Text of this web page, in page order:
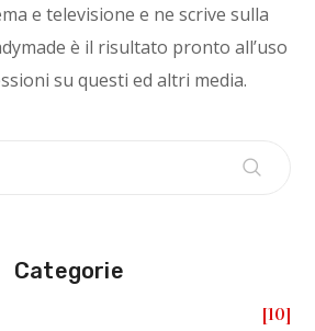
e televisione e ne scrive sulla
è il risultato pronto all’uso
su questi ed altri media.
Categorie
10